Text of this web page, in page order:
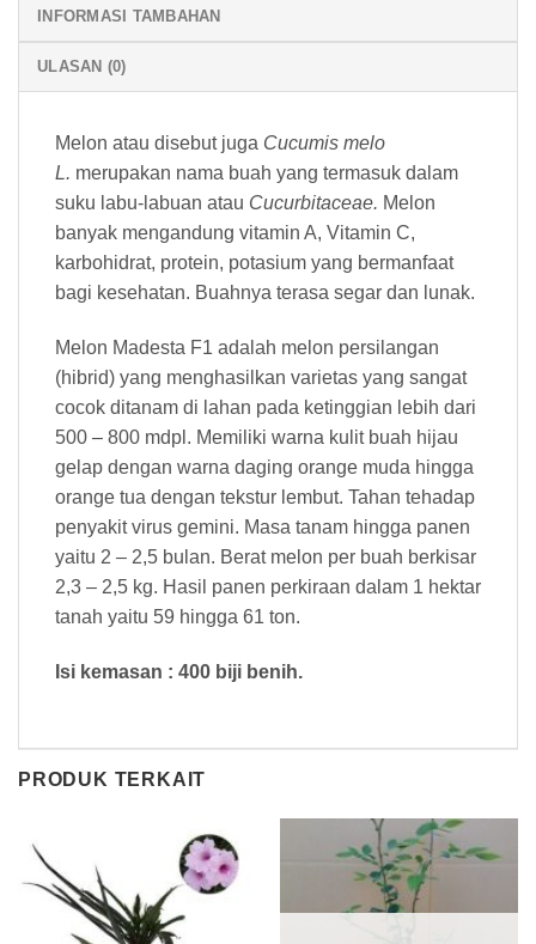
INFORMASI TAMBAHAN
ULASAN (0)
Melon atau disebut juga Cucumis melo
L. merupakan nama buah yang termasuk dalam
suku labu-labuan atau Cucurbitaceae. Melon
banyak mengandung vitamin A, Vitamin C,
karbohidrat, protein, potasium yang bermanfaat
bagi kesehatan. Buahnya terasa segar dan lunak.
Melon Madesta F1 adalah melon persilangan
(hibrid) yang menghasilkan varietas yang sangat
cocok ditanam di lahan pada ketinggian lebih dari
500 – 800 mdpl. Memiliki warna kulit buah hijau
gelap dengan warna daging orange muda hingga
orange tua dengan tekstur lembut. Tahan tehadap
penyakit virus gemini. Masa tanam hingga panen
yaitu 2 – 2,5 bulan. Berat melon per buah berkisar
2,3 – 2,5 kg. Hasil panen perkiraan dalam 1 hektar
tanah yaitu 59 hingga 61 ton.
Isi kemasan : 400 biji benih.
PRODUK TERKAIT